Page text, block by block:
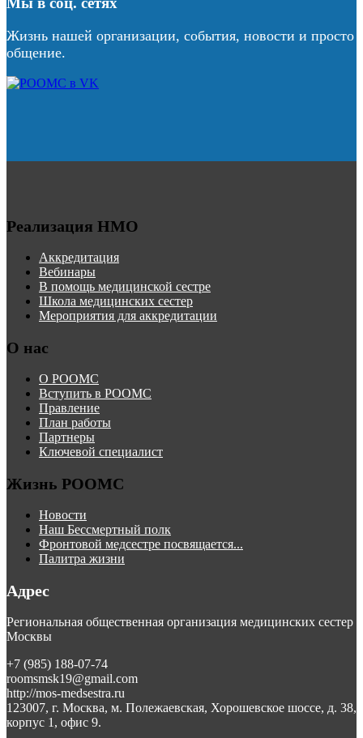
Жизнь нашей организации, события, новости и просто
общение.
Реализация НМО
Аккредитация
Вебинары
В помощь медицинской сестре
Школа медицинских сестер
Мероприятия для аккредитации
О нас
О РООМС
Вступить в РООМС
Правление
План работы
Партнеры
Ключевой специалист
Жизнь РООМС
Новости
Наш Бессмертный полк
Фронтовой медсестре посвящается...
Палитра жизни
Адрес
Региональная общественная организация медицинских сестер
Москвы
+7 (985) 188-07-74
roomsmsk19@gmail.com
http://mos-medsestra.ru
123007, г. Москва, м. Полежаевская, Хорошевское шоссе, д. 38,
корпус 1, офис 9.